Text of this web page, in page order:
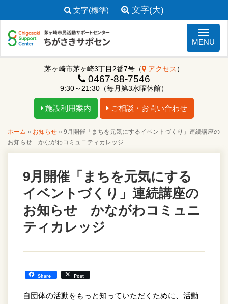
文字(標準) 文字(大)
ナビゲ
MENU
茅ヶ崎市茅ヶ崎3丁目2番7号（ アクセス ）
0467-88-7546
9:30～21:30（毎月第3水曜休館）
施設利用案内 ご相談・お問い合わせ
ホーム » お知らせ » 9月開催「まちを元気にするイベントづくり」連続講座の
お知らせ かながわコミュニティカレッジ
9月開催「まちを元気にする
イベントづくり」連続講座の
お知らせ かながわコミュニ
ティカレッジ
Share Post
自団体の活動をもっと知っていただくために、活動